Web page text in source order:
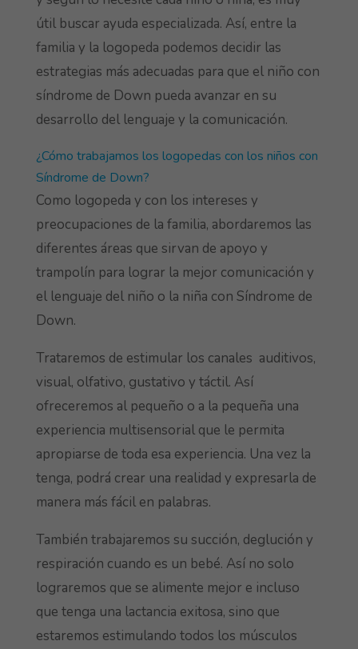
útil buscar ayuda especializada. Así, entre la
familia y la logopeda podemos decidir las
estrategias más adecuadas para que el niño con
síndrome de Down pueda avanzar en su
desarrollo del lenguaje y la comunicación.
¿Cómo trabajamos los logopedas con los niños con
Síndrome de Down?
Como logopeda y con los intereses y
preocupaciones de la familia, abordaremos las
diferentes áreas que sirvan de apoyo y
trampolín para lograr la mejor comunicación y
el lenguaje del niño o la niña con Síndrome de
Down.
Trataremos de estimular los canales auditivos,
visual, olfativo, gustativo y táctil. Así
ofreceremos al pequeño o a la pequeña una
experiencia multisensorial que le permita
apropiarse de toda esa experiencia. Una vez la
tenga, podrá crear una realidad y expresarla de
manera más fácil en palabras.
También trabajaremos su succión, deglución y
respiración cuando es un bebé. Así no solo
lograremos que se alimente mejor e incluso
que tenga una lactancia exitosa, sino que
estaremos estimulando todos los músculos